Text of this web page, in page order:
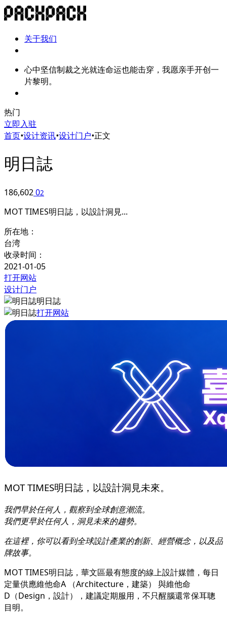
关于我们
心中坚信制裁之光就连命运也能击穿，我愿亲手开创一
片黎明。
热门
立即入驻
首页•设计资讯•设计门户•正文
明日誌
186,60202
MOT TIMES明日誌，以設計洞見...
所在地：
台湾
收录时间：
2021-01-05
打开网站
设计门户
明日誌
打开网站
MOT TIMES明日誌，以設計洞見未來。
我們早於任何人，觀察到全球創意潮流。
我們更早於任何人，洞見未來的趨勢。
在這裡，你可以看到全球設計產業的創新、經營概念，以及品
牌故事。
MOT TIMES明日誌，華文區最有態度的線上設計媒體，每日
定量供應維他命A （Architecture，建築） 與維他命
D（Design，設計），建議定期服用，不只醒腦還常保耳聰
目明。